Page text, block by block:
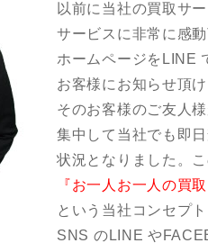
以前に当社の買取サ
サービスに非常に感
ホームページをLINE
お客様にお知らせ頂
そのお客様のご友人
集中して当社でも即
状況となりました。
『お一人お一人の買
という当社コンセプ
SNS のLINE や